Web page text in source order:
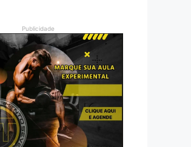
Publicidade